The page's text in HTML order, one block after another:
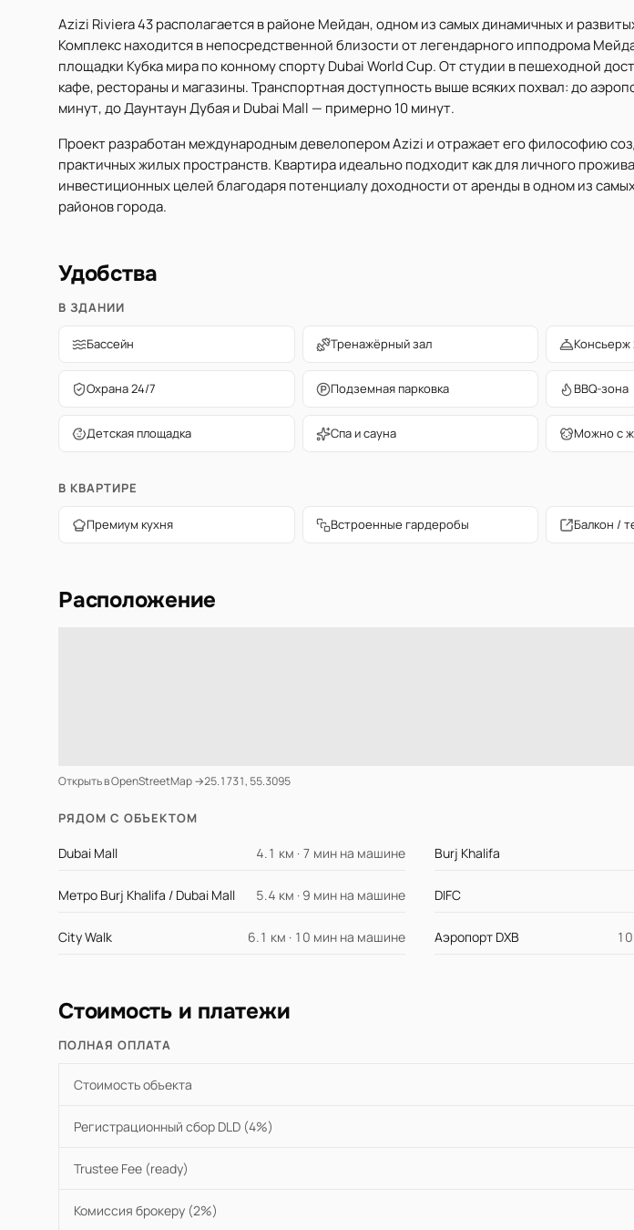
Azizi Riviera 43 располагается в районе Мейдан, одном из самых динамичных и
Комплекс находится в непосредственной близости от легендарного ипподрома
площадки Кубка мира по конному спорту Dubai World Cup. От студии в пешеходной
кафе, рестораны и магазины. Транспортная доступность выше всяких похвал: до
минут, до Даунтаун Дубая и Dubai Mall — примерно 10 минут.
Проект разработан международным девелопером Azizi и отражает его философию
практичных жилых пространств. Квартира идеально подходит как для личного
инвестиционных целей благодаря потенциалу доходности от аренды в одном из
районов города.
Удобства
В ЗДАНИИ
Бассейн Тренажёрный зал Консьерж
Охрана 24/7 Подземная парковка BBQ-зона
Детская площадка Спа и сауна Можно с
В КВАРТИРЕ
Премиум кухня Встроенные гардеробы Балкон /
Расположение
Открыть в OpenStreetMap →25.1731, 55.3095
РЯДОМ С ОБЪЕКТОМ
Dubai Mall 4.1 км · 7 мин на машине Burj Khalifa
Метро Burj Khalifa / Dubai Mall 5.4 км · 9 мин на машине DIFC
City Walk 6.1 км · 10 мин на машине Аэропорт DXB
Стоимость и платежи
ПОЛНАЯ ОПЛАТА
Стоимость объекта
Регистрационный сбор DLD (4%)
Trustee Fee (ready)
Комиссия брокеру (2%)